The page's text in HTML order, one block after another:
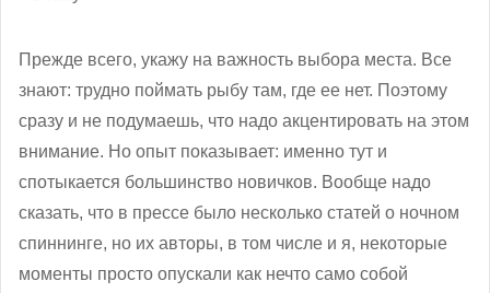
Прежде всего, укажу на важность выбора места. Все
знают: трудно поймать рыбу там, где ее нет. Поэтому
сразу и не подумаешь, что надо акцентировать на этом
внимание. Но опыт показывает: именно тут и
спотыкается большинство новичков. Вообще надо
сказать, что в прессе было несколько статей о ночном
спиннинге, но их авторы, в том числе и я, некоторые
моменты просто опускали как нечто само собой